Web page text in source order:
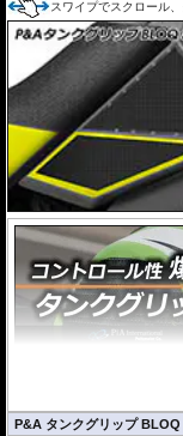
スワイプでスクロール
ッドために専用に開発さ
P&A タンクグリップ